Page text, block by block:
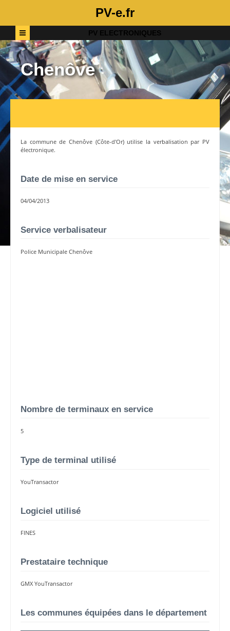
PV-e.fr
PV ELECTRONIQUES
Chenôve
La commune de Chenôve (Côte-d'Or) utilise la verbalisation par PV
électronique.
Date de mise en service
04/04/2013
Service verbalisateur
Police Municipale Chenôve
Nombre de terminaux en service
5
Type de terminal utilisé
YouTransactor
Logiciel utilisé
FINES
Prestataire technique
GMX YouTransactor
Les communes équipées dans le département